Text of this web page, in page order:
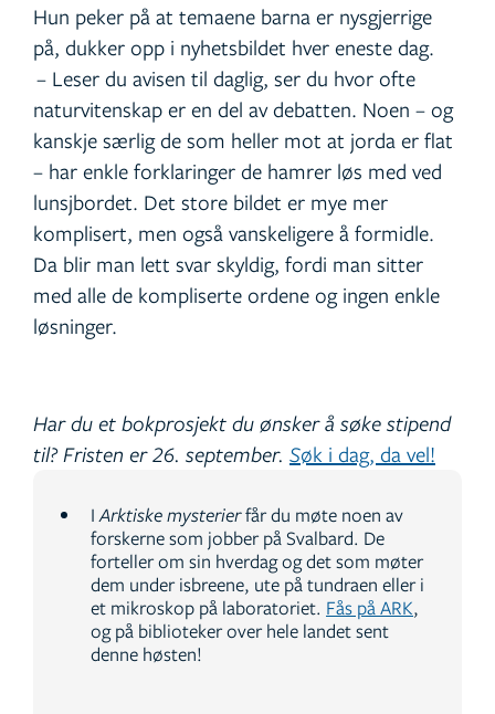
Hun peker på at temaene barna er nysgjerrige
på, dukker opp i nyhetsbildet hver eneste dag.
– Leser du avisen til daglig, ser du hvor ofte
naturvitenskap er en del av debatten. Noen – og
kanskje særlig de som heller mot at jorda er flat
– har enkle forklaringer de hamrer løs med ved
lunsjbordet. Det store bildet er mye mer
komplisert, men også vanskeligere å formidle.
Da blir man lett svar skyldig, fordi man sitter
med alle de kompliserte ordene og ingen enkle
løsninger.
Har du et bokprosjekt du ønsker å søke stipend
til? Fristen er 26. september. Søk i dag, da vel!
IArktiske mysterierfår du møte noen av
forskerne som jobber på Svalbard. De
forteller om sin hverdag og det som møter
dem under isbreene, ute på tundraen eller i
et mikroskop på laboratoriet. Fås på ARK,
og på biblioteker over hele landet sent
denne høsten!